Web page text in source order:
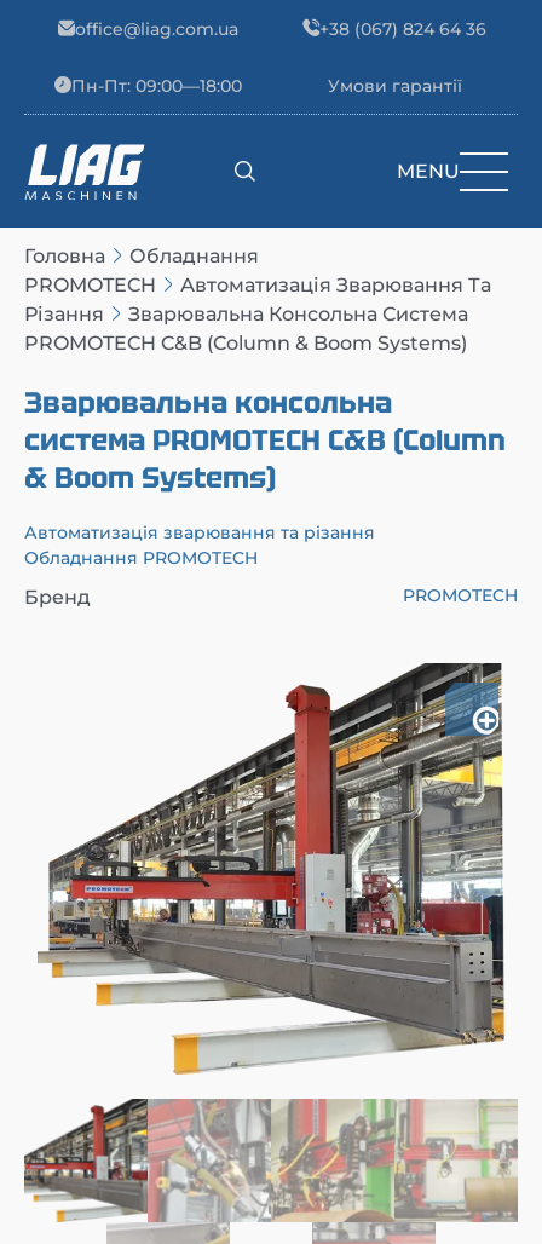
office@liag.com.ua +38 (067) 824 64 36
Пн-Пт: 09:00—18:00 Умови гарантії
Main Navigation MENU
Головна
Обладнання
PROMOTECH
Автоматизація Зварювання Та
Різання
Зварювальна Консольна Система
PROMOTECH C&B (Column & Boom Systems)
Зварювальна консольна
система PROMOTECH C&B (Column
& Boom Systems)
Автоматизація зварювання та різання
Обладнання PROMOTECH
Бренд PROMOTECH